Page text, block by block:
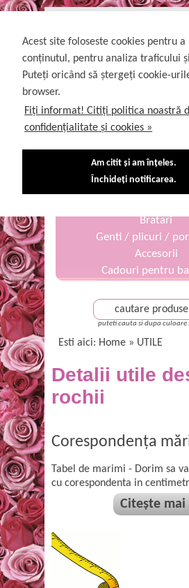
Acest site foloseste cookies pentru a
conținutul, pentru analiza traficului
Puteți oricând să ștergeți cookie-
browser.
Fiți informat! Citiți politica noastră
confidențialitate și cookies »
Am citit și am înțeles.
Închideți notificarea.
Login
Curele
Bratari
Genti / plicuri /
Accesorii
Cadouri pentru
puteti cauta si dupa culoare
Esti aici: Home » UTILE
Detalii utile
rochii
Corespondența
Tabel de marimi - Dorim sa
cu corespondenta in
Citește